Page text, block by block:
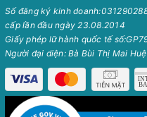
Số đăng ký kinh
cấp lần đầu ngày 23.08.2014
Giấy phép lữ hành quốc tế
Người đại diện: Bà Bùi Thị Mai Huệ